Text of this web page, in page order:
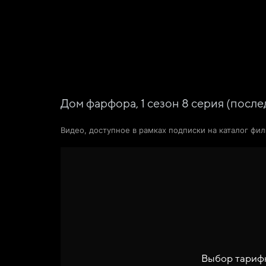
Дом фарфора, 1 сезон 8 серия
Видео, доступное в рамках подписки на каталог
Выбор